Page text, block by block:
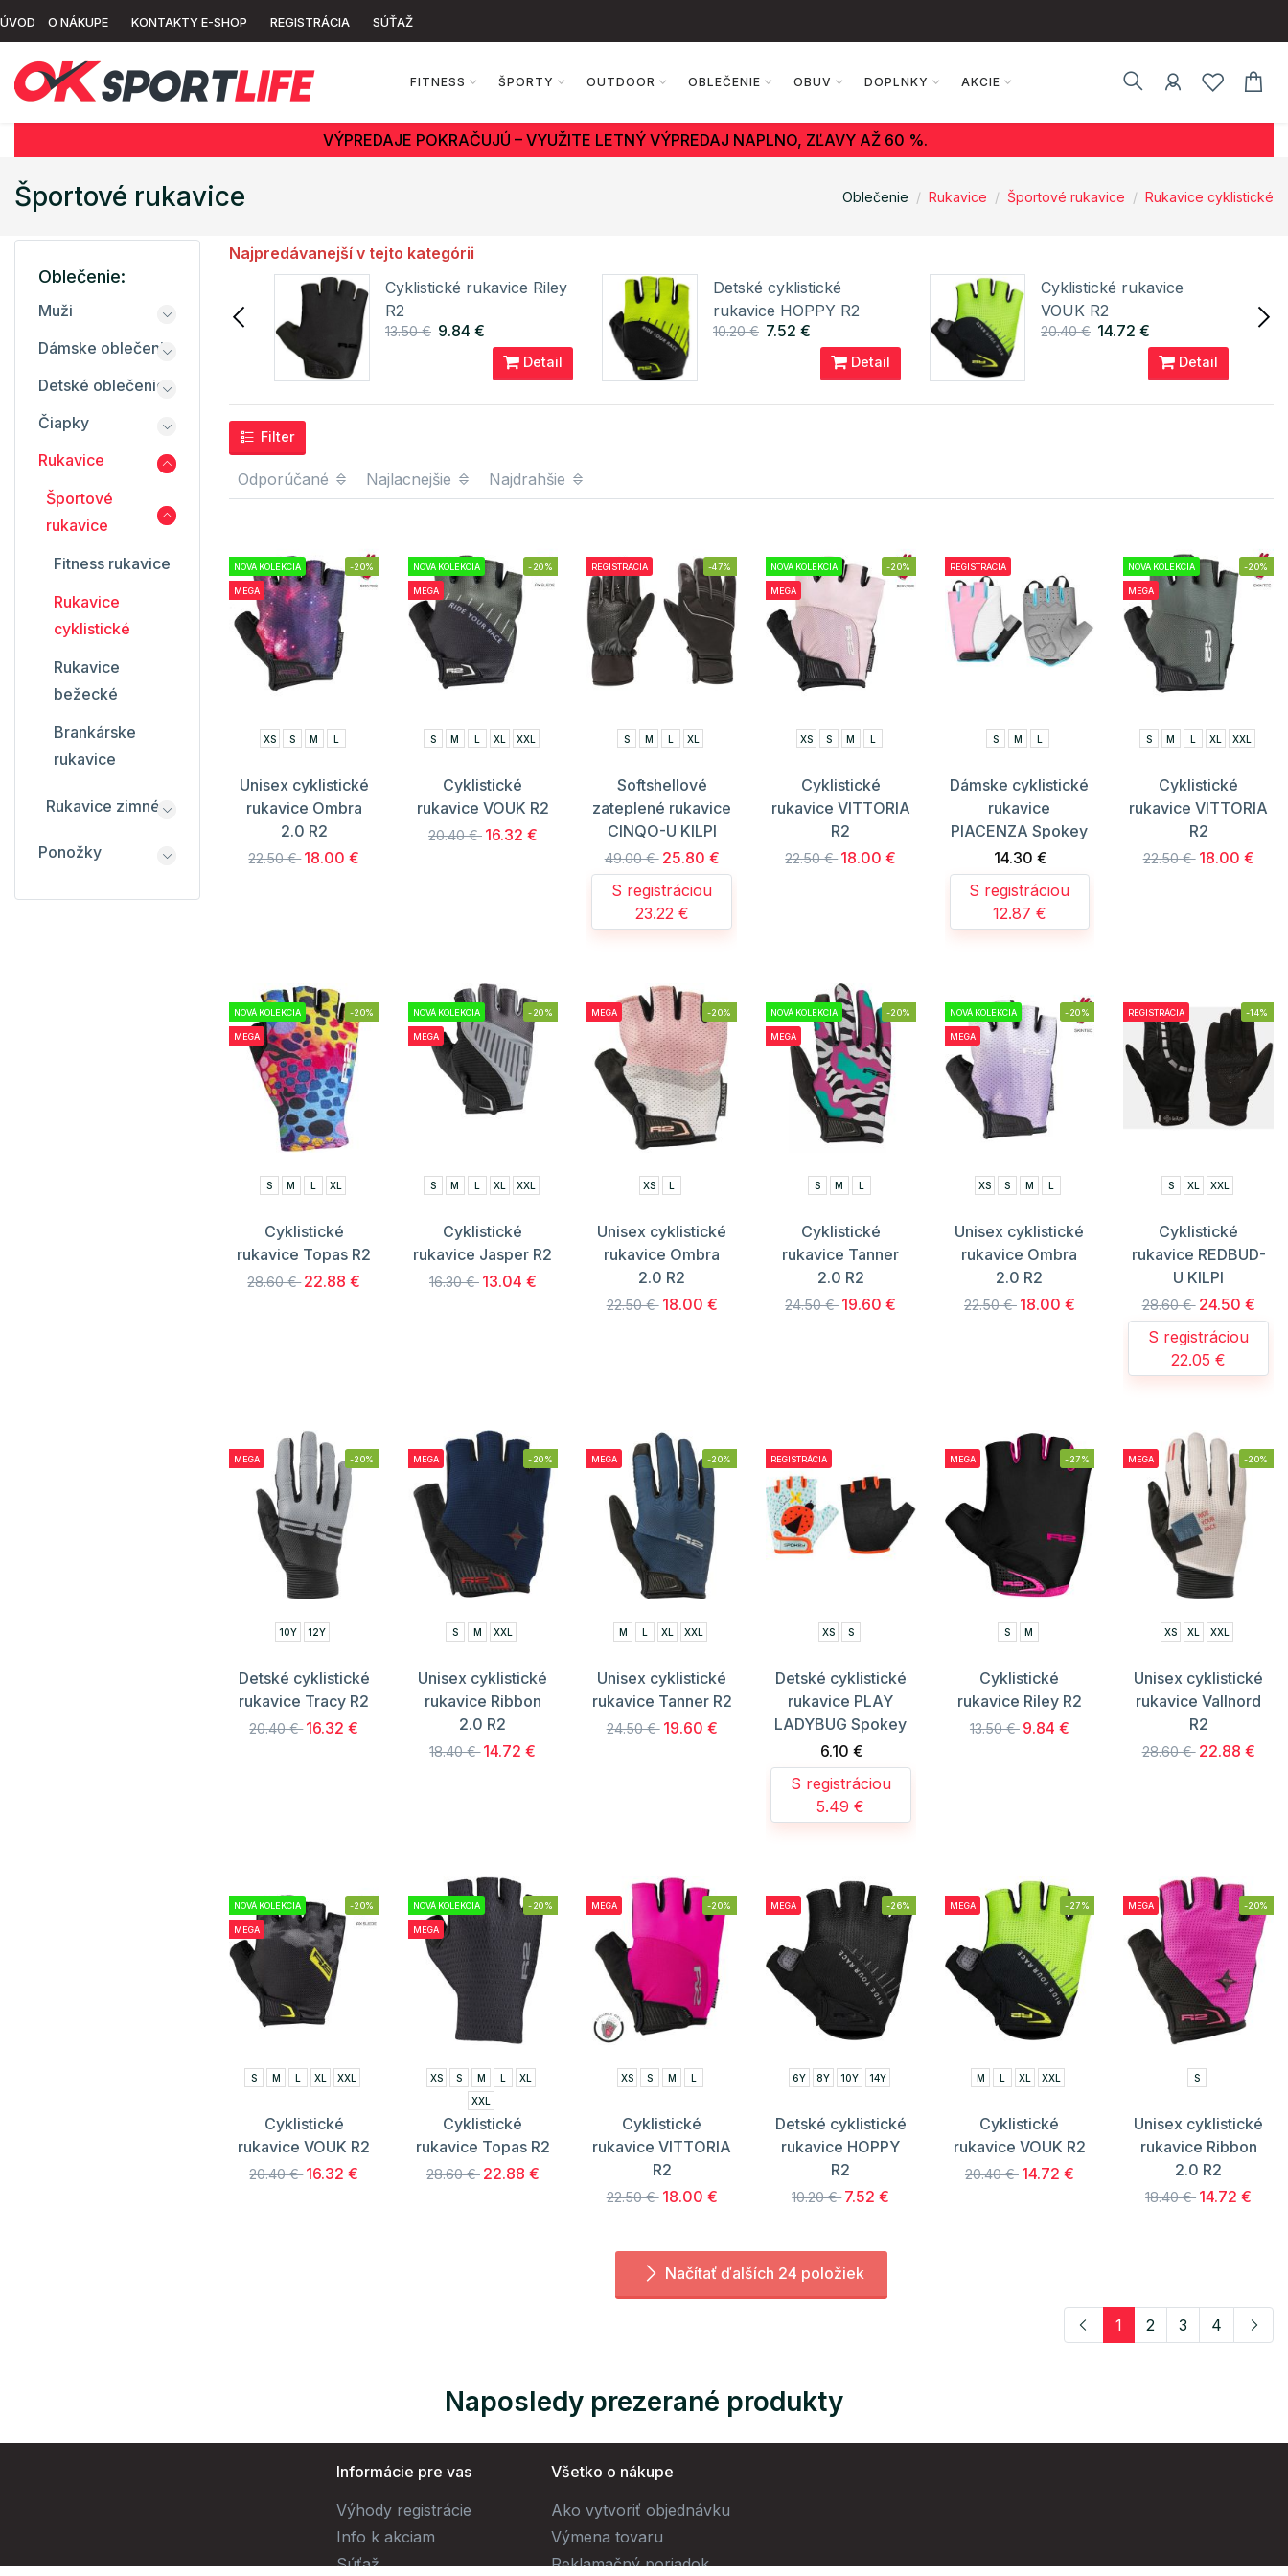
ÚVOD O NÁKUPE KONTAKTY E-SHOP REGISTRÁCIA SÚŤAŽ
FITNESS ŠPORTY OUTDOOR OBLEČENIE OBUV DOPLNKY AKCIE
VÝPREDAJE POKRAČUJÚ – VYUŽITE LETNÝ VÝPREDAJ NAPLNO, ZĽAVY AŽ 60 %.
Športové rukavice Oblečenie Rukavice Športové rukavice Rukavice cyklistické
Najpredávanejší v tejto kategórii
Cyklistické rukavice
VITTORIA R2
Cyklistické rukavice Riley
R2
13.50 € 9.84 €
Detail
Detské cyklistické
rukavice HOPPY R2
10.20 € 7.52 €
Detail
Cyklistické rukavice
VOUK R2
20.40 € 14.72 €
Detail
Filter
Odporúčané Najlacnejšie Najdrahšie
NOVÁ KOLEKCIA
MEGA
-20%
XS S M
Unisex cyklistické
rukavice Ombra
2.0 R2
22.50 € 18.00 €
NOVÁ KOLEKCIA
MEGA
-20%
S M XL XXL
Cyklistické
rukavice VOUK R2
20.40 € 16.32 €
REGISTRÁCIA -47%
S M XL
Softshellové
zateplené rukavice
CINQO-U KILPI
49.00 € 25.80 €
S registráciou
23.22 €
NOVÁ KOLEKCIA
MEGA
-20%
XS S M
Cyklistické
rukavice VITTORIA
R2
22.50 € 18.00 €
REGISTRÁCIA
S M
Dámske cyklistické
rukavice
PIACENZA Spokey
14.30 €
S registráciou
12.87 €
NOVÁ KOLEKCIA
MEGA
-20%
S M XL XXL
Cyklistické
rukavice VITTORIA
R2
22.50 € 18.00 €
NOVÁ KOLEKCIA
MEGA
-20%
S M L XL
Cyklistické
rukavice Topas R2
28.60 € 22.88 €
NOVÁ KOLEKCIA
MEGA
-20%
S M L XL XXL
Cyklistické
rukavice Jasper R2
16.30 € 13.04 €
MEGA -20%
XS L
Unisex cyklistické
rukavice Ombra
2.0 R2
22.50 € 18.00 €
NOVÁ KOLEKCIA
MEGA
-20%
S M L
Cyklistické
rukavice Tanner
2.0 R2
24.50 € 19.60 €
NOVÁ KOLEKCIA
MEGA
-20%
XS S M L
Unisex cyklistické
rukavice Ombra
2.0 R2
22.50 € 18.00 €
REGISTRÁCIA -14%
S XL XXL
Cyklistické
rukavice REDBUD-
U KILPI
28.60 € 24.50 €
S registráciou
22.05 €
MEGA -20%
10Y 12Y
Detské cyklistické
rukavice Tracy R2
20.40 € 16.32 €
MEGA -20%
S M XXL
Unisex cyklistické
rukavice Ribbon
2.0 R2
18.40 € 14.72 €
MEGA -20%
M L XL XXL
Unisex cyklistické
rukavice Tanner R2
24.50 € 19.60 €
REGISTRÁCIA
XS S
Detské cyklistické
rukavice PLAY
LADYBUG Spokey
6.10 €
S registráciou
5.49 €
MEGA -27%
S M
Cyklistické
rukavice Riley R2
13.50 € 9.84 €
MEGA -20%
XS XL XXL
Unisex cyklistické
rukavice Vallnord
R2
28.60 € 22.88 €
NOVÁ KOLEKCIA
MEGA
-20%
S M L XL XXL
Cyklistické
rukavice VOUK R2
20.40 € 16.32 €
NOVÁ KOLEKCIA
MEGA
-20%
XS S M L
XL
XXL
Cyklistické
rukavice Topas R2
28.60 € 22.88 €
MEGA -20%
XS S M L
Cyklistické
rukavice VITTORIA
R2
22.50 € 18.00 €
MEGA -26%
6Y 8Y 10Y 14Y
Detské cyklistické
rukavice HOPPY
R2
10.20 € 7.52 €
MEGA -27%
M L XL XXL
Cyklistické
rukavice VOUK R2
20.40 € 14.72 €
MEGA -20%
S
Unisex cyklistické
rukavice Ribbon
2.0 R2
18.40 € 14.72 €
Načítať ďalších 24 položiek
1 2 3 4
Oblečenie:
Muži
Dámske oblečenie
Detské oblečenie
Čiapky
Rukavice
Športové
rukavice
Fitness rukavice
Rukavice
cyklistické
Rukavice
bežecké
Brankárske
rukavice
Rukavice zimné
Ponožky
Naposledy prezerané produkty
Informácie pre vas
Výhody registrácie
Info k akciam
Súťaž
Všetko o nákupe
Ako vytvoriť objednávku
Výmena tovaru
Reklamačný poriadok